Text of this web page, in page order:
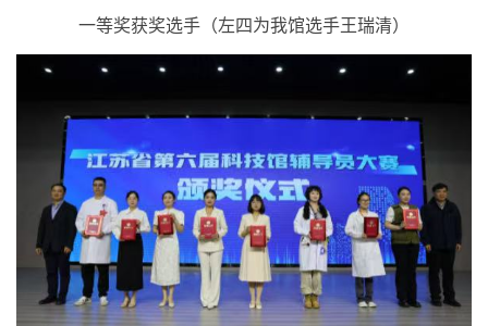
一等奖获奖选手（左四为我馆选手王瑞清）